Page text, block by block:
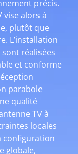
précis.
vise alors à
plutôt que
L’installation
réalisées
et conforme
parabole
qualité
TV à
locales
configuration
globale,